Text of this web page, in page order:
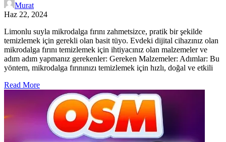
Murat
Haz 22, 2024
Limonlu suyla mikrodalga fırını zahmetsizce, pratik bir şekilde
temizlemek için gerekli olan basit tüyo. Evdeki dijital cihazınız olan
mikrodalga fırını temizlemek için ihtiyacınız olan malzemeler ve
adım adım yapmanız gerekenler: Gereken Malzemeler: Adımlar: Bu
yöntem, mikrodalga fırınınızı temizlemek için hızlı, doğal ve etkili
Read More